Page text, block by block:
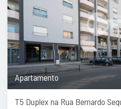
Apartamento
T5 Duplex na Rua Bernardo